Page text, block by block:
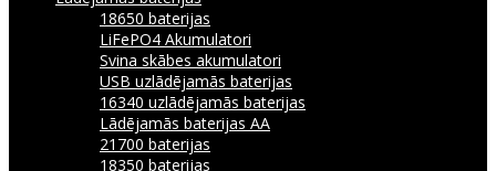
18650 baterijas
LiFePO4 Akumulatori
Svina skābes akumulatori
USB uzlādējamās baterijas
16340 uzlādējamās baterijas
Lādējamās baterijas AA
21700 baterijas
18350 baterijas